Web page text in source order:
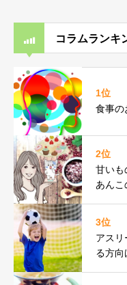
コラムランキ
1位
食事の
2位
甘いも
あんこ
3位
アスリ
る方向